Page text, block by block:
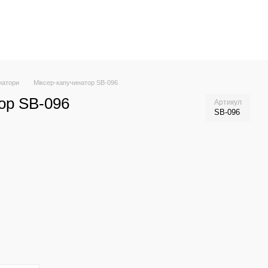
Міксер-капучинатор SB-096
SB-096 Артикул
SB-096